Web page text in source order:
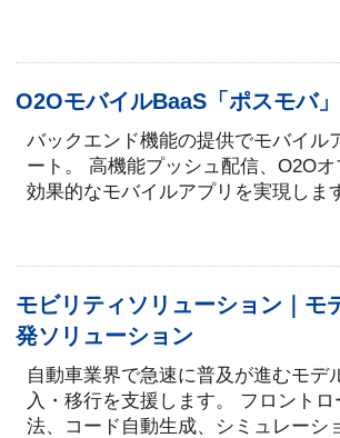
O2OモバイルBaaS「ポスモバ」
バックエンド機能の提供でモバイル
ート。 高機能プッシュ配信、O2O
効果的なモバイルアプリを実現しま
モビリティソリューション｜モ
発ソリューション
自動車業界で急速に普及が進むモデ
入・移行を支援します。 フロント
法、コード自動生成、シミュレーシ